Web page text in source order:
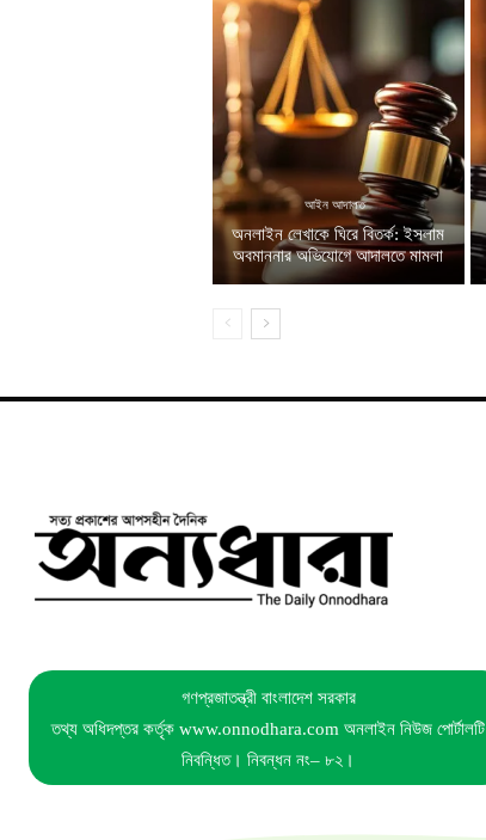
আইন আদালত
অনলাইন লেখাকে ঘিরে বিতর্ক: ইসলাম
অবমাননার অভিযোগে আদালতে মামলা
গণপ্রজাতন্ত্রী বাংলাদেশ সরকার
তথ্য অধিদপ্তর কর্তৃক www.onnodhara.com অনলাইন নিউজ পোর্টালটি
নিবন্ধিত। নিবন্ধন নং– ৮২।